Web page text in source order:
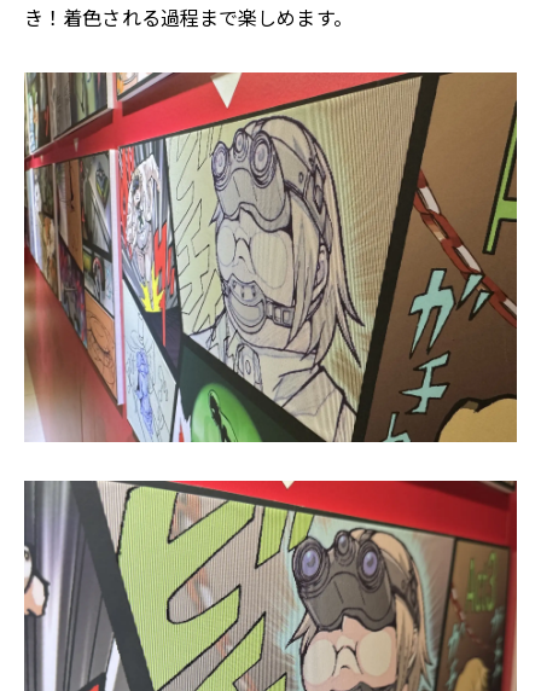
き！着色される過程まで楽しめます。